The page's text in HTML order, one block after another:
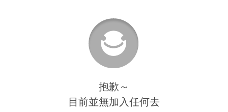
抱歉～
目前並無加入任何去